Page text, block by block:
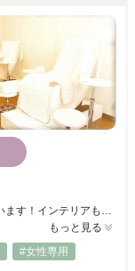
店内は白を基調とした落ち着いた雰囲気となっています！インテリアも可愛らしく行くだけで気分が上がりますね♪
もっと見る
#女性専用